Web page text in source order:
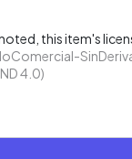
this item's
4.0)